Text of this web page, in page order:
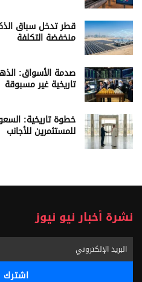
قطر تدخل سباق
منخفضة التكلفة
صدمة الأسواق:
تاريخية غير مسبوقة
خطوة تاريخية:
للمستثمرين للأجانب
نشرة أخبار نيو نيوز